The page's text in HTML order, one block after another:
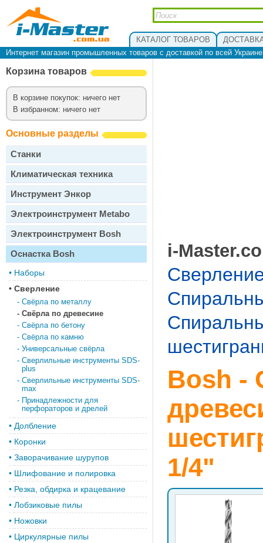
КАТАЛОГ ТОВАРОВ
Интернет магазин промышленных товаров с доставкой по всей
Корзина товаров
В корзине покупок: ничего нет
В избранном: ничего нет
Основные разделы
Станки
Климатическая техника
Инструмент Энкор
Электроинструмент Metabo
Электроинструмент Bosh
Оснастка Bosh
• Наборы
• Сверление
- Свёрла по металлу
- Свёрла по древесине
- Свёрла по бетону
- Свёрла по камню
- Универсальные свёрла
- Сверлильные инструменты SDS-
plus
- Сверлильные инструменты SDS-
max
- Принадлежности для
перфораторов и дрелей
• Долбление
• Коронки
• Заворачивание шурупов
• Шлифование и полировка
• Резка, обдирка и крацевание
• Лобзиковые пилы
• Ножовки
• Циркулярные пилы
i-
Bosh -
1/4"